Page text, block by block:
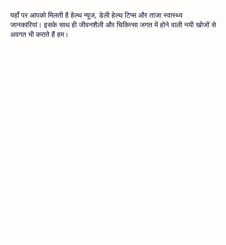
यहाँ पर आपको मिलती है हेल्थ न्यूज, डेली हेल्थ टिप्स और ताजा स्वास्थ्य
जानकारियां। इसके साथ ही जीवनशैली और चिकित्सा जगत में होने वाली नयी खोजों से
अवगत भी कराते हैं हम।